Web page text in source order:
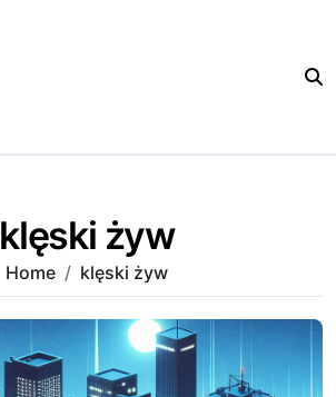
klęski żyw
Home klęski żyw